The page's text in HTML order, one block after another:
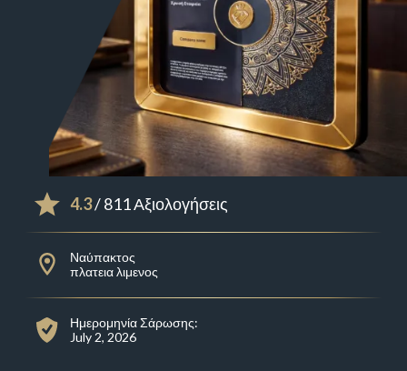
4.3/ 811 Αξιολογήσεις
Ναύπακτος
πλατεια λιμενος
Ημερομηνία Σάρωσης:
July 2, 2026